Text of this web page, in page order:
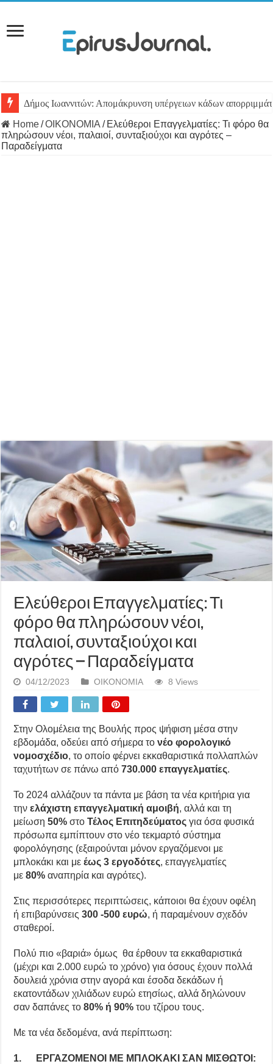
Δήμος Ιωαννιτών: Απομάκρυνση υπέργειων κάδων
Έκκληση για αιμοπετάλια από ασθενή στο Πανεπιστημιακό
Home/ΟΙΚΟΝΟΜΙΑ / Ελεύθεροι Επαγγελματίες: Τι φόρο θα
πληρώσουν νέοι, παλαιοί, συνταξιούχοι και αγρότες –
Παραδείγματα
Ελεύθεροι Επαγγελματίες: Τι
φόρο θα πληρώσουν νέοι,
παλαιοί, συνταξιούχοι και
αγρότες – Παραδείγματα
04/12/2023 ΟΙΚΟΝΟΜΙΑ 8 Views
Στην Ολομέλεια της Βουλής προς ψήφιση μέσα στην
εβδομάδα, οδεύει από σήμερα το νέο φορολογικό
νομοσχέδιο, το οποίο φέρνει εκκαθαριστικά πολλαπλών
ταχυτήτων σε πάνω από 730.000 επαγγελματίες.
Το 2024 αλλάζουν τα πάντα με βάση τα νέα κριτήρια για
τηνελάχιστη επαγγελματική αμοιβή, αλλά και τη
μείωση 50% στοΤέλος Επιτηδεύματος για όσα φυσικά
πρόσωπα εμπίπτουν στο νέο τεκμαρτό σύστημα
φορολόγησης (εξαιρούνται μόνον εργαζόμενοι με
μπλοκάκι και με έως 3 εργοδότες, επαγγελματίες
με80% αναπηρία και αγρότες).
Στις περισσότερες περιπτώσεις, κάποιοι θα έχουν οφέλη
ή επιβαρύνσεις 300 -500 ευρώ, ή παραμένουν σχεδόν
σταθεροί.
Πολύ πιο «βαριά» όμως θα έρθουν τα εκκαθαριστικά
(μέχρι και 2.000 ευρώ το χρόνο) για όσους έχουν πολλά
δουλειά χρόνια στην αγορά και έσοδα δεκάδων ή
εκατοντάδων χιλιάδων ευρώ ετησίως, αλλά δηλώνουν
σαν δαπάνες το80% ή 90% του τζίρου τους.
Με τα νέα δεδομένα, ανά περίπτωση:
1. ΕΡΓΑΖΟΜΕΝΟΙ ΜΕ ΜΠΛΟΚΑΚΙ ΣΑΝ ΜΙΣΘΩΤΟΙ: